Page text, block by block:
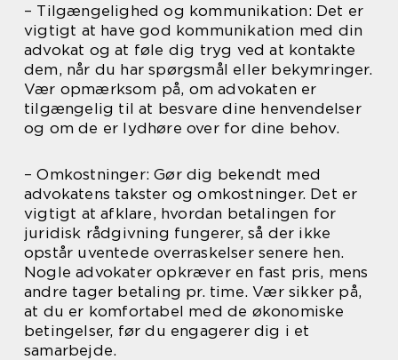
– Tilgængelighed og kommunikation: Det er
vigtigt at have god kommunikation med din
advokat og at føle dig tryg ved at kontakte
dem, når du har spørgsmål eller bekymringer.
Vær opmærksom på, om advokaten er
tilgængelig til at besvare dine henvendelser
og om de er lydhøre over for dine behov.
– Omkostninger: Gør dig bekendt med
advokatens takster og omkostninger. Det er
vigtigt at afklare, hvordan betalingen for
juridisk rådgivning fungerer, så der ikke
opstår uventede overraskelser senere hen.
Nogle advokater opkræver en fast pris, mens
andre tager betaling pr. time. Vær sikker på,
at du er komfortabel med de økonomiske
betingelser, før du engagerer dig i et
samarbejde.